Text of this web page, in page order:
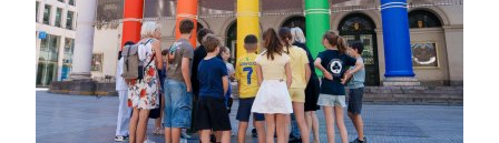
JEUNE
PUBLIC
LA
MONNAIE